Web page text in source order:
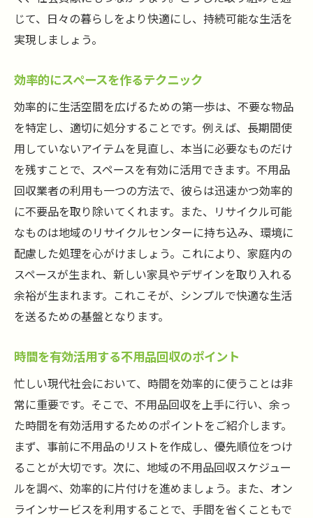
じて、日々の暮らしをより快適にし、持続可能な生活を
実現しましょう。
効率的にスペースを作るテクニック
効率的に生活空間を広げるための第一歩は、不要な物品
を特定し、適切に処分することです。例えば、長期間使
用していないアイテムを見直し、本当に必要なものだけ
を残すことで、スペースを有効に活用できます。不用品
回収業者の利用も一つの方法で、彼らは迅速かつ効率的
に不要品を取り除いてくれます。また、リサイクル可能
なものは地域のリサイクルセンターに持ち込み、環境に
配慮した処理を心がけましょう。これにより、家庭内の
スペースが生まれ、新しい家具やデザインを取り入れる
余裕が生まれます。これこそが、シンプルで快適な生活
を送るための基盤となります。
時間を有効活用する不用品回収のポイント
忙しい現代社会において、時間を効率的に使うことは非
常に重要です。そこで、不用品回収を上手に行い、余っ
た時間を有効活用するためのポイントをご紹介します。
まず、事前に不用品のリストを作成し、優先順位をつけ
ることが大切です。次に、地域の不用品回収スケジュー
ルを調べ、効率的に片付けを進めましょう。また、オン
ラインサービスを利用することで、手間を省くこともで